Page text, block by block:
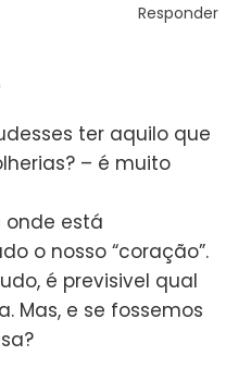
Responder
ter aquilo que
– é muito
onde está
o nosso “coração”.
é previsivel qual
Mas, e se fossemos